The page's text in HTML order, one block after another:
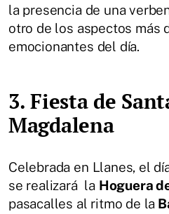
la presencia de una
otro de los aspectos más
emocionantes del día.
3. Fiesta de
Magdalena
Celebrada en Llanes, el
se realizará la Hoguera
pasacalles al ritmo de la